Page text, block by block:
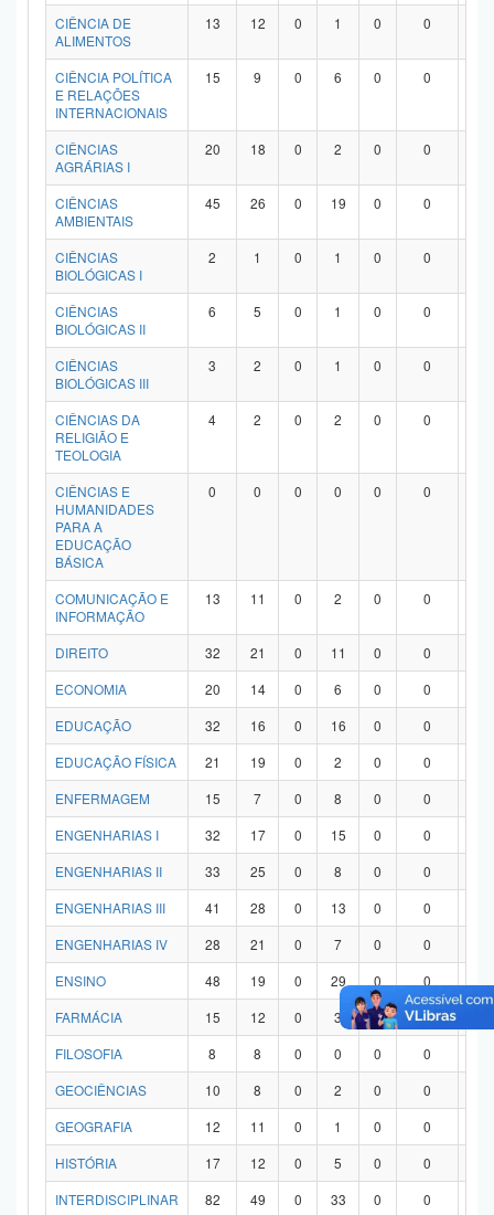
CIÊNCIA DE
ALIMENTOS
13 12 0 1 0 0
CIÊNCIA POLÍTICA
E RELAÇÕES
INTERNACIONAIS
15 9 0 6 0 0
CIÊNCIAS
AGRÁRIAS I
20 18 0 2 0 0
CIÊNCIAS
AMBIENTAIS
45 26 0 19 0 0
CIÊNCIAS
BIOLÓGICAS I
2 1 0 1 0 0
CIÊNCIAS
BIOLÓGICAS II
6 5 0 1 0 0
CIÊNCIAS
BIOLÓGICAS III
3 2 0 1 0 0
CIÊNCIAS DA
RELIGIÃO E
TEOLOGIA
4 2 0 2 0 0
CIÊNCIAS E
HUMANIDADES
PARA A
EDUCAÇÃO
BÁSICA
0 0 0 0 0 0
COMUNICAÇÃO E
INFORMAÇÃO
13 11 0 2 0 0
DIREITO 32 21 0 11 0 0
ECONOMIA
20 14 0 6 0 0
EDUCAÇÃO
32 16 0 16 0 0
EDUCAÇÃO FÍSICA
21 19 0 2 0 0
ENFERMAGEM
15 7 0 8 0 0
ENGENHARIAS I
32 17 0 15 0 0
ENGENHARIAS II
33 25 0 8 0 0
ENGENHARIAS III
41 28 0 13 0 0
ENGENHARIAS IV
28 21 0 7 0 0
ENSINO
48 19 0 29 0 0
FARMÁCIA
15 12 0 3 0 0
FILOSOFIA
8 8 0 0 0 0
GEOCIÊNCIAS
10 8 0 2 0 0
GEOGRAFIA
12 11 0 1 0 0
HISTÓRIA
17 12 0 5 0 0
INTERDISCIPLINAR
82 49 0 33 0 0